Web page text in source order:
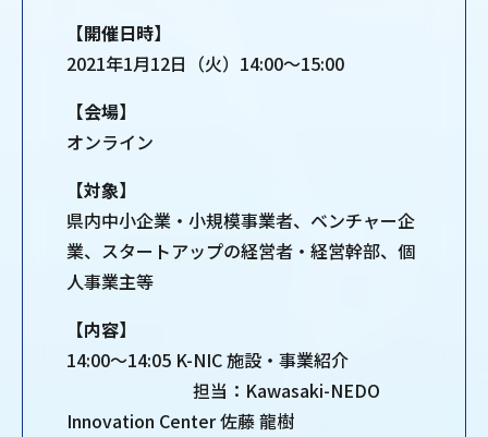
【開催日時】
2021年1月12日（火）14:00～15:00
【会場】
オンライン
【対象】
県内中小企業・小規模事業者、ベンチャー企
業、スタートアップの経営者・経営幹部、個
人事業主等
【内容】
14:00～14:05 K-NIC 施設・事業紹介
担当：Kawasaki-NEDO
Innovation Center 佐藤 龍樹